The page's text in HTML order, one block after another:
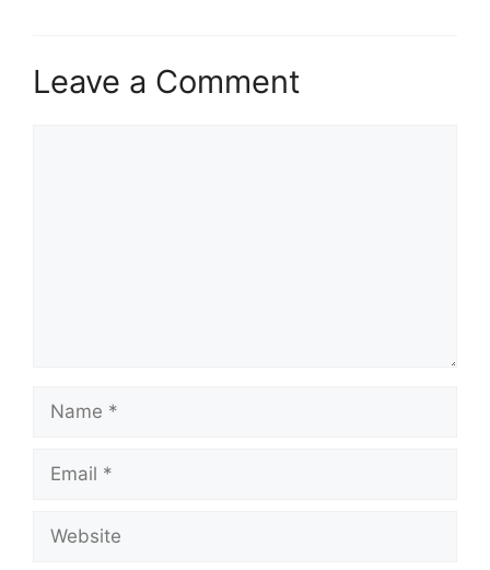
Leave a Comment
Name
Email
Website